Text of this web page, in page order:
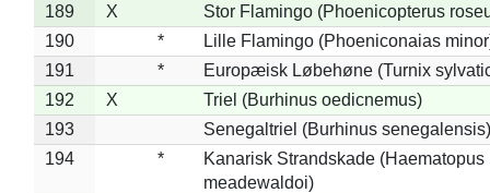
189
X
Stor Flamingo (Phoenicopterus
190
*
Lille Flamingo (Phoeniconaias
191
*
Europæisk Løbehøne (Turnix
192
X
Triel (Burhinus oedicnemus)
193
Senegaltriel (Burhinus senegalensis)
194
*
Kanarisk Strandskade (Haematopus
meadewaldoi)